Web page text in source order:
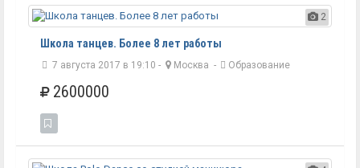
2
Школа танцев. Более 8 лет работы
7 августа 2017 в 19:10 - Москва - Образование
2600000